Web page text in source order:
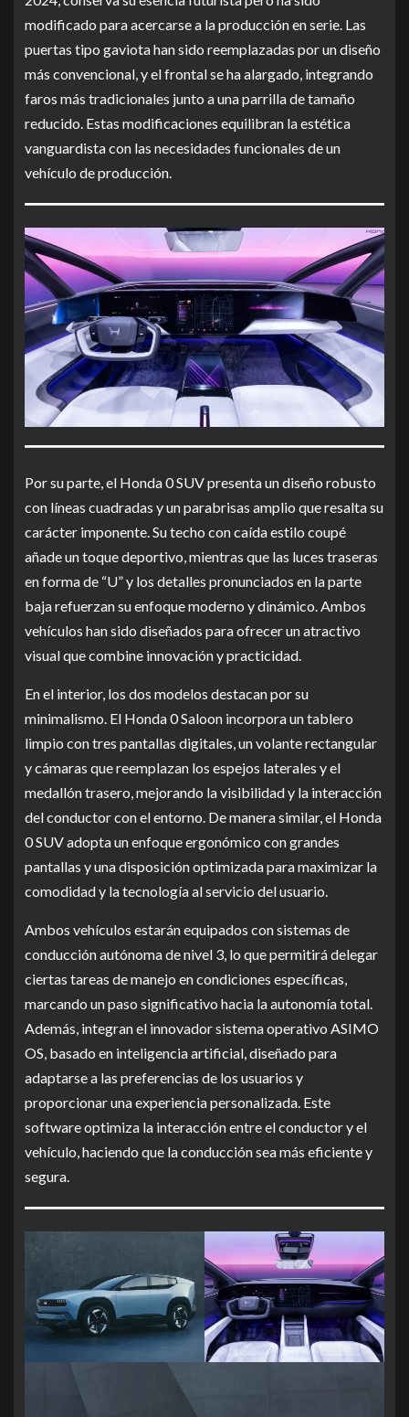
modificado para acercarse a la producción en serie. Las
puertas tipo gaviota han sido reemplazadas por un diseño
más convencional, y el frontal se ha alargado, integrando
faros más tradicionales junto a una parrilla de tamaño
reducido. Estas modificaciones equilibran la estética
vanguardista con las necesidades funcionales de un
vehículo de producción.
Por su parte, el Honda 0 SUV presenta un diseño robusto
con líneas cuadradas y un parabrisas amplio que resalta su
carácter imponente. Su techo con caída estilo coupé
añade un toque deportivo, mientras que las luces traseras
en forma de “U” y los detalles pronunciados en la parte
baja refuerzan su enfoque moderno y dinámico. Ambos
vehículos han sido diseñados para ofrecer un atractivo
visual que combine innovación y practicidad.
En el interior, los dos modelos destacan por su
minimalismo. El Honda 0 Saloon incorpora un tablero
limpio con tres pantallas digitales, un volante rectangular
y cámaras que reemplazan los espejos laterales y el
medallón trasero, mejorando la visibilidad y la interacción
del conductor con el entorno. De manera similar, el Honda
0 SUV adopta un enfoque ergonómico con grandes
pantallas y una disposición optimizada para maximizar la
comodidad y la tecnología al servicio del usuario.
Ambos vehículos estarán equipados con sistemas de
conducción autónoma de nivel 3, lo que permitirá delegar
ciertas tareas de manejo en condiciones específicas,
marcando un paso significativo hacia la autonomía total.
Además, integran el innovador sistema operativo ASIMO
OS, basado en inteligencia artificial, diseñado para
adaptarse a las preferencias de los usuarios y
proporcionar una experiencia personalizada. Este
software optimiza la interacción entre el conductor y el
vehículo, haciendo que la conducción sea más eficiente y
segura.